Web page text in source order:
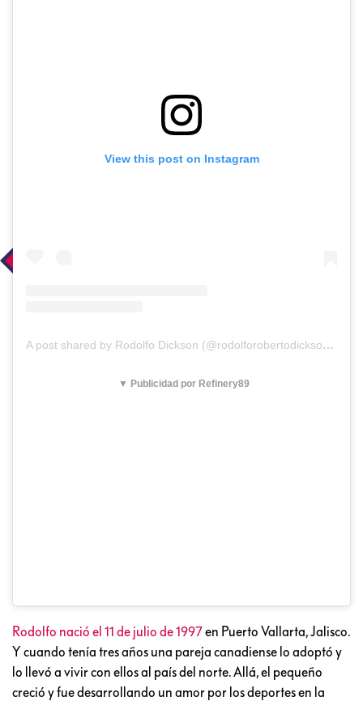
View this post on Instagram
A post shared by Rodolfo Dickson (@rodolforobertodicksonsommers)
▼ Publicidad por Refinery89
Rodolfo nació el 11 de julio de 1997en Puerto Vallarta, Jalisco.
Y cuando tenía tres años una pareja canadiense lo adoptó y
lo llevó a vivir con ellos al país del norte. Allá, el pequeño
creció y fue desarrollando un amor por los deportes en la